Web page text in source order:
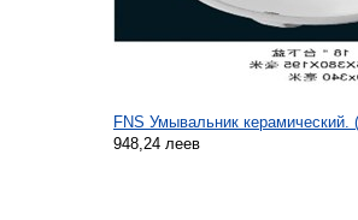
FNS Умывальник керамический.
948,24 леев